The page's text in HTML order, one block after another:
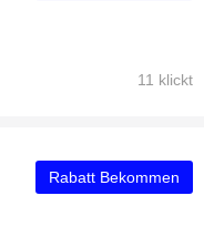
11 klickt
Rabatt Bekommen